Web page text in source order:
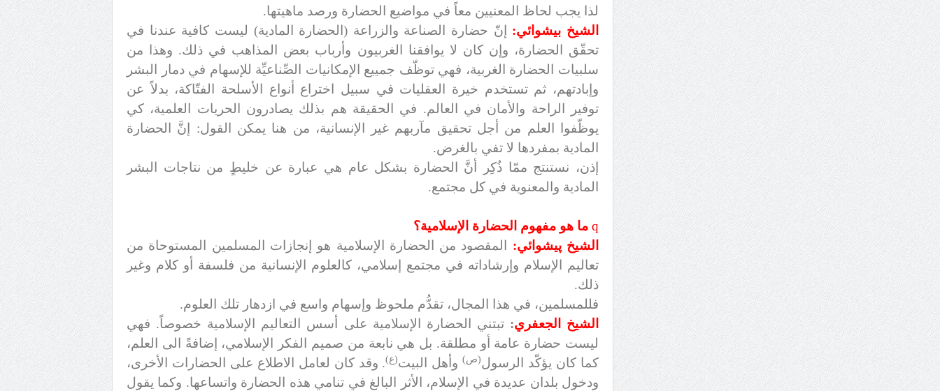
لذا يجب لحاظ المعنيين معاً في مواضيع الحضارة ورصد ماهيتها.
الشيخ بيشوائي: إنّ حضارة الصناعة والزراعة (الحضارة المادية) ليست كافية عندنا في
تحقّق الحضارة، وإن كان لا يوافقنا الغربيون وأرباب بعض المذاهب في ذلك. وهذا من
سلبيات الحضارة الغربية، فهي توظّف جمييع الإمكانيات الصِّناعيِّة للإسهام في دمار البشر
وإبادتهم، ثم تستخدم خيرة العقليات في سبيل اختراع أنواع الأسلحة الفتّاكة، بدلاً عن
توفير الراحة والأمان في العالم. في الحقيقة هم بذلك يصادرون الحريات العلمية، كي
يوظّفوا العلم من أجل تحقيق مآربهم غير الإنسانية، من هنا يمكن القول: إنَّ الحضارة
المادية بمفردها لا تفي بالغرض.
إذن، نستنتج ممّا ذُكِر أنَّ الحضارة بشكل عام هي عبارة عن خليطٍ من نتاجات البشر
المادية والمعنوية في كل مجتمع.
qما هو مفهوم الحضارة الإسلامية؟
الشيخ پيشوائي: المقصود من الحضارة الإسلامية هو إنجازات المسلمين المستوحاة من
تعاليم الإسلام وإرشاداته في مجتمع إسلامي، كالعلوم الإنسانية من فلسفة أو كلام وغير
ذلك.
فللمسلمين، في هذا المجال، تقدُّم ملحوظ وإسهام واسع في ازدهار تلك العلوم.
الشيخ الجعفري: تبتني الحضارة الإسلامية على أسس التعاليم الإسلامية خصوصاً. فهي
ليست حضارة عامة أو مطلقة. بل هي نابعة من صميم الفكر الإسلامي، إضافةً الى العلم،
كما كان يؤكّد الرسول(ص)وأهل البيت(ع). وقد كان لعامل الاطلاع على الحضارات الأخرى،
ودخول بلدان عديدة في الإسلام، الأثر البالغ في تنامي هذه الحضارة واتساعها. وكما يقول